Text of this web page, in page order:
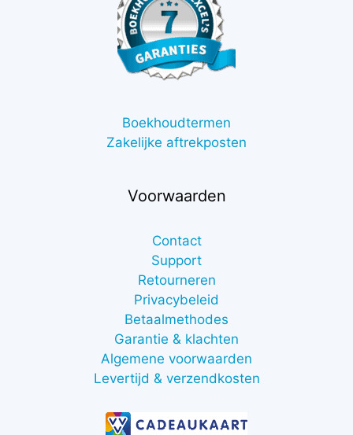
Boekhoudtermen
Zakelijke aftrekposten
Voorwaarden
Contact
Support
Retourneren
Privacybeleid
Betaalmethodes
Garantie & klachten
Algemene voorwaarden
Levertijd & verzendkosten